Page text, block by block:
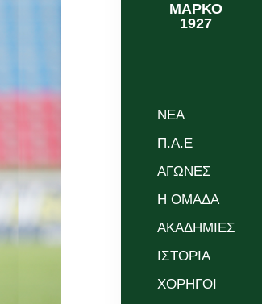
MAΡΚΟ
1927
NEA
Π.Α.Ε
ΑΓΩΝΕΣ
Η ΟΜΑΔΑ
ΑΚΑΔΗΜΙΕΣ
ΙΣΤΟΡΙΑ
ΧΟΡΗΓΟΙ